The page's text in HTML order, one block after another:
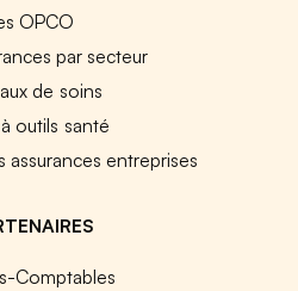
OPCO
par secteur
de soins
outils santé
assurances entreprises
Comptables